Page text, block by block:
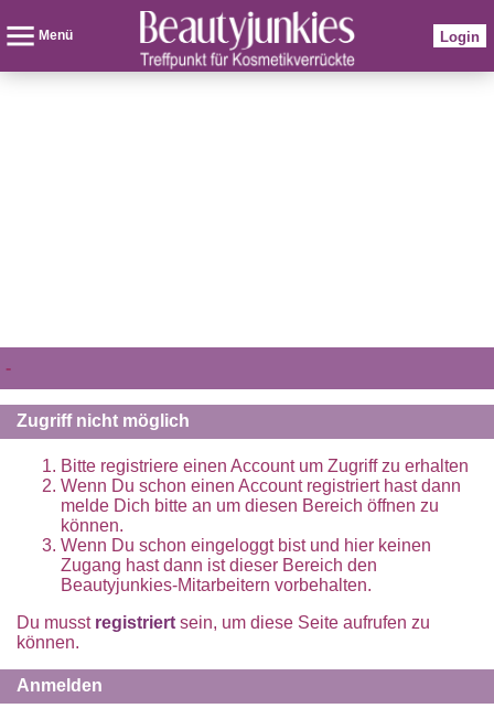
Menü Login
-
Zugriff nicht möglich
Bitte registriere einen Account um Zugriff zu erhalten
Wenn Du schon einen Account registriert hast dann
melde Dich bitte an um diesen Bereich öffnen zu
können.
Wenn Du schon eingeloggt bist und hier keinen
Zugang hast dann ist dieser Bereich den
Beautyjunkies-Mitarbeitern vorbehalten.
Du musst registriert sein, um diese Seite aufrufen zu
können.
Anmelden